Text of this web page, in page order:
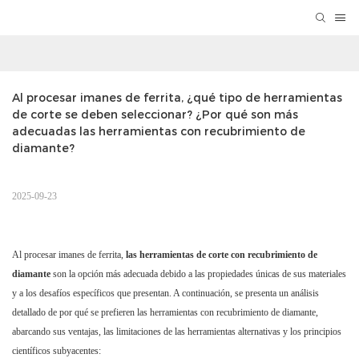
Al procesar imanes de ferrita, ¿qué tipo de herramientas
de corte se deben seleccionar? ¿Por qué son más
adecuadas las herramientas con recubrimiento de
diamante?
2025-09-23
Al procesar imanes de ferrita, las herramientas de corte con recubrimiento de
diamante son la opción más adecuada debido a las propiedades únicas de sus materiales
y a los desafíos específicos que presentan. A continuación, se presenta un análisis
detallado de por qué se prefieren las herramientas con recubrimiento de diamante,
abarcando sus ventajas, las limitaciones de las herramientas alternativas y los principios
científicos subyacentes: